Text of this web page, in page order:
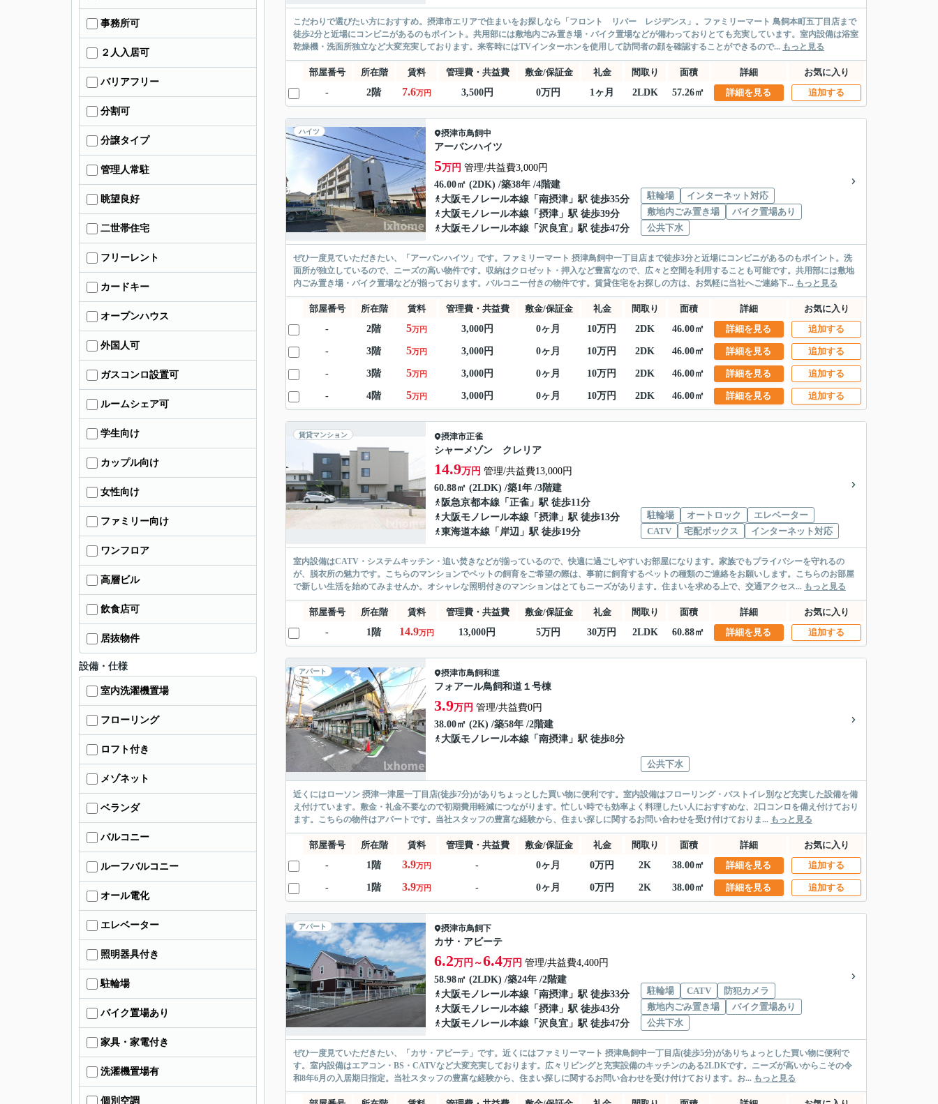
こだわりで選びたい方におすすめ。摂津市エリアで住まいをお探しなら「フロント リバー レジデンス」。ファミリーマート 鳥飼本町五丁目店まで
徒歩2分と近場にコンビニがあるのもポイント。共用部には敷地内ごみ置き場・バイク置場などが備わっておりとても充実しています。室内設備は浴室
乾燥機・洗面所独立など大変充実しております。来客時にはTVインターホンを使用して訪問者の顔を確認することができるので... もっと見る
部屋番号 所在階 賃料 管理費・共益費 敷金/保証金 礼金 間取り 面積 詳細
お気に入り
-
2階 7.6万円 3,500円 0万円 1ヶ月 2LDK 57.26㎡ 詳細を見る 追加する
ハイツ 摂津市鳥飼中
アーバンハイツ
5万円 管理/共益費3,000円
46.00㎡ (2DK) /築38年 /4階建
大阪モノレール本線 「 南摂津 」駅 徒歩35分
大阪モノレール本線 「 摂津 」駅 徒歩39分
大阪モノレール本線 「 沢良宜 」駅 徒歩47分
駐輪場
インターネット対応
敷地内ごみ置き場
バイク置場あり
公共下水
ぜひ一度見ていただきたい、「アーバンハイツ」です。ファミリーマート 摂津鳥飼中一丁目店まで徒歩3分と近場にコンビニがあるのもポイント。洗
面所が独立しているので、ニーズの高い物件です。収納はクロゼット・押入など豊富なので、広々と空間を利用することも可能です。共用部には敷地
内ごみ置き場・バイク置場などが揃っております。バルコニー付きの物件です。賃貸住宅をお探しの方は、お気軽に当社へご連絡下... もっと見る
部屋番号 所在階 賃料 管理費・共益費 敷金/保証金 礼金 間取り 面積 詳細
お気に入り
-
2階 5万円 3,000円 0ヶ月 10万円 2DK 46.00㎡ 詳細を見る 追加する
- 3階 5万円 3,000円 0ヶ月 10万円 2DK 46.00㎡ 詳細を見る 追加する
- 3階 5万円 3,000円 0ヶ月 10万円 2DK 46.00㎡ 詳細を見る 追加する
- 4階 5万円 3,000円 0ヶ月 10万円 2DK 46.00㎡ 詳細を見る 追加する
賃貸マンション 摂津市正雀
シャーメゾン クレリア
14.9万円 管理/共益費13,000円
60.88㎡ (2LDK) /築1年 /3階建
阪急京都本線 「 正雀 」駅 徒歩11分
大阪モノレール本線 「 摂津 」駅 徒歩13分
東海道本線 「 岸辺 」駅 徒歩19分
駐輪場 オートロック
エレベーター
CATV
宅配ボックス インターネット対応
室内設備はCATV・システムキッチン・追い焚きなどが揃っているので、快適に過ごしやすいお部屋になります。家族でもプライバシーを守れるの
が、脱衣所の魅力です。こちらのマンションでペットの飼育をご希望の際は、事前に飼育するペットの種類のご連絡をお願いします。こちらのお部屋
で新しい生活を始めてみませんか。オシャレな照明付きのマンションはとてもニーズがあります。住まいを求める上で、交通アクセス... もっと見る
部屋番号 所在階 賃料 管理費・共益費 敷金/保証金 礼金 間取り 面積 詳細
お気に入り
-
1階 14.9万円 13,000円 5万円 30万円 2LDK 60.88㎡ 詳細を見る 追加する
アパート 摂津市鳥飼和道
フォアール鳥飼和道１号棟
3.9万円 管理/共益費0円
38.00㎡ (2K) /築58年 /2階建
大阪モノレール本線 「 南摂津 」駅 徒歩8分
公共下水
近くにはローソン 摂津一津屋一丁目店(徒歩7分)がありちょっとした買い物に便利です。室内設備はフローリング・バストイレ別など充実した設備を備
え付けています。敷金・礼金不要なので初期費用軽減につながります。忙しい時でも効率よく料理したい人におすすめな、2口コンロを備え付けており
ます。こちらの物件はアパートです。当社スタッフの豊富な経験から、住まい探しに関するお問い合わせを受け付けておりま... もっと見る
部屋番号 所在階 賃料 管理費・共益費 敷金/保証金 礼金 間取り 面積 詳細
お気に入り
-
1階 3.9万円 - 0ヶ月 0万円 2K 38.00㎡ 詳細を見る 追加する
- 1階 3.9万円 - 0ヶ月 0万円 2K 38.00㎡ 詳細を見る 追加する
アパート 摂津市鳥飼下
カサ・アビーテ
6.2万円～6.4万円 管理/共益費4,400円
58.98㎡ (2LDK) /築24年 /2階建
大阪モノレール本線 「 南摂津 」駅 徒歩33分
大阪モノレール本線 「 摂津 」駅 徒歩43分
大阪モノレール本線 「 沢良宜 」駅 徒歩47分
駐輪場 CATV
防犯カメラ
敷地内ごみ置き場
バイク置場あり
公共下水
ぜひ一度見ていただきたい、「カサ・アビーテ」です。近くにはファミリーマート 摂津鳥飼中一丁目店(徒歩5分)がありちょっとした買い物に便利で
す。室内設備はエアコン・BS・CATVなど大変充実しております。広々リビングと充実設備のキッチンのある2LDKです。ニーズが高いからこその令
和8年6月の入居期日指定。当社スタッフの豊富な経験から、住まい探しに関するお問い合わせを受け付けております。お... もっと見る
事務所可
２人入居可
バリアフリー
分割可
分譲タイプ
管理人常駐
眺望良好
二世帯住宅
フリーレント
カードキー
オープンハウス
外国人可
ガスコンロ設置可
ルームシェア可
学生向け
カップル向け
女性向け
ファミリー向け
ワンフロア
高層ビル
飲食店可
居抜物件
設備・仕様
室内洗濯機置場
フローリング
ロフト付き
メゾネット
ベランダ
バルコニー
ルーフバルコニー
オール電化
エレベーター
照明器具付き
駐輪場
バイク置場あり
家具・家電付き
洗濯機置場有
個別空調